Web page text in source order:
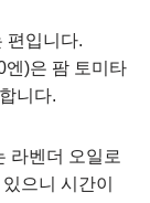
편입니다.
엔)은 팜 토미타
니다.
라벤더 오일로
으니 시간이